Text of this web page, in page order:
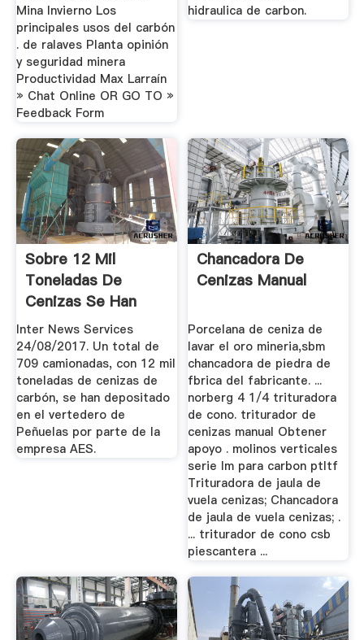
Mina Invierno Los
principales usos del carbón
. de ralaves Planta opinión
y seguridad minera
Productividad Max Larraín
» Chat Online OR GO TO »
Feedback Form
hidraulica de carbon.
Sobre 12 Mil
Toneladas De
Cenizas Se Han
Depositado En ...
Inter News Services
24/08/2017. Un total de
709 camionadas, con 12 mil
toneladas de cenizas de
carbón, se han depositado
en el vertedero de
Peñuelas por parte de la
empresa AES.
Chancadora De
Cenizas Manual
Porcelana de ceniza de
lavar el oro mineria,sbm
chancadora de piedra de
fbrica del fabricante. ...
norberg 4 1/4 trituradora
de cono. triturador de
cenizas manual Obtener
apoyo . molinos verticales
serie lm para carbon ptltf
Trituradora de jaula de
vuela cenizas; Chancadora
de jaula de vuela cenizas; .
... triturador de cono csb
piescantera ...